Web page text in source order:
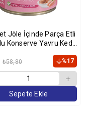
Jöle İçinde Parça Etli
Konserve Yavru Kedi
₺58,80 %17
Sepete Ekle